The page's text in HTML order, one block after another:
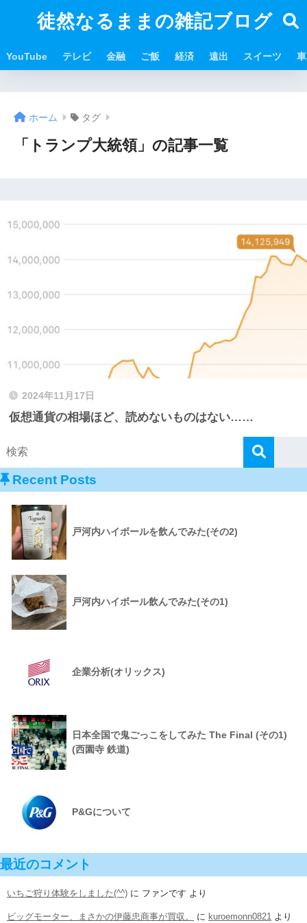
徒然なるままの雑記ブログ
YouTube テレビ 金融 ご飯 経済 遠出 スイーツ 車
ホーム タグ
「トランプ大統領」の記事一覧
2024年11月17日
仮想通貨の相場ほど、読めないものはない……
Recent Posts
戸河内ハイボールを飲んでみた(その2)
戸河内ハイボール飲んでみた(その1)
企業分析(オリックス)
日本全国で鬼ごっこをしてみた The Final (その1)
(西園寺 鉄道)
P&Gについて
最近のコメント
いちご狩り体験をしました(^^) に ファンです より
ビッグモーター、まさかの伊藤忠商事が買収。 に kuroemonn0821 より